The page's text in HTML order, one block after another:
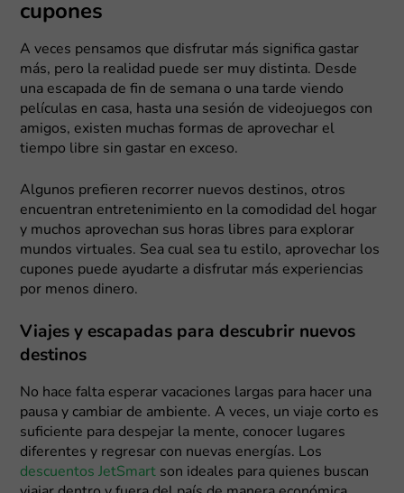
cupones
A veces pensamos que disfrutar más significa gastar
más, pero la realidad puede ser muy distinta. Desde
una escapada de fin de semana o una tarde viendo
películas en casa, hasta una sesión de videojuegos con
amigos, existen muchas formas de aprovechar el
tiempo libre sin gastar en exceso.
Algunos prefieren recorrer nuevos destinos, otros
encuentran entretenimiento en la comodidad del hogar
y muchos aprovechan sus horas libres para explorar
mundos virtuales. Sea cual sea tu estilo, aprovechar los
cupones puede ayudarte a disfrutar más experiencias
por menos dinero.
Viajes y escapadas para descubrir nuevos
destinos
No hace falta esperar vacaciones largas para hacer una
pausa y cambiar de ambiente. A veces, un viaje corto es
suficiente para despejar la mente, conocer lugares
diferentes y regresar con nuevas energías. Los
descuentos JetSmart son ideales para quienes buscan